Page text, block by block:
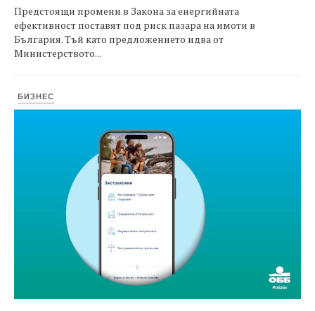
Предстоящи промени в Закона за енергийната
ефективност поставят под риск пазара на имоти в
България. Тъй като предложението идва от
Министерството...
БИЗНЕС